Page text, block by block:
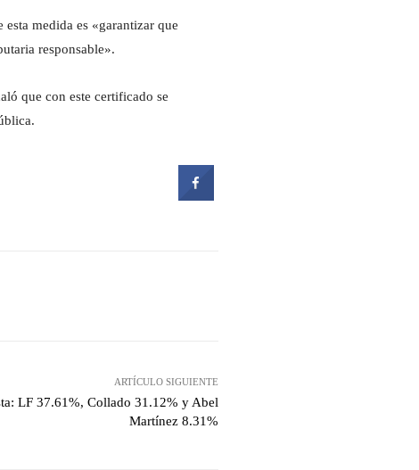
medida es «garantizar que
responsable».
que con este certificado se
ARTÍCULO SIGUIENTE
LF 37.61%, Collado 31.12% y Abel
Martínez 8.31%